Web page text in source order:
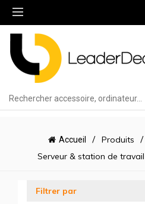
Accueil Produits
Serveur & station de travail
Filtrer par